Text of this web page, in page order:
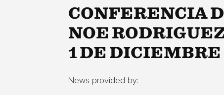
CONFERENCIA
NOE
1 DE DICIEMBRE
News provided by: